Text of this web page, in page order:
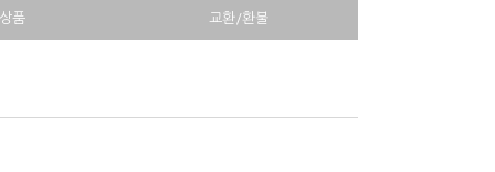
품 교환/환불